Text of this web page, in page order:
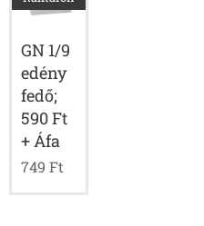
GN 1/9
edény
fedő;
590 Ft
+ Áfa
749 Ft